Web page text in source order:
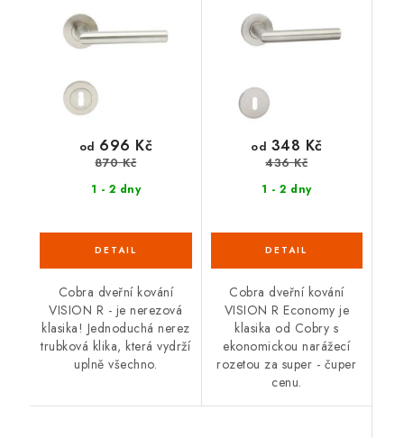
1 - 2 dny
od 696 Kč
870 Kč
Cobra dveřní kování
VISION R - je nerezová
klasika! Jednoduchá nerez
trubková klika, která vydrží
uplně všechno.
1 - 2 dny
od 348 Kč
436 Kč
Cobra dveřní kování
VISION R Economy je
klasika od Cobry s
ekonomickou narážecí
rozetou za super - čuper
cenu.